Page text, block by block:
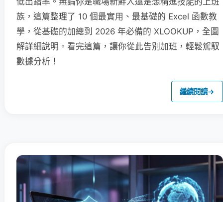
族，這篇整理了 10 個最實用、最基礎的 Excel 函數教
學，從基礎的加總到 2026 年必備的 XLOOKUP，全圖
解詳細說明。看完這篇，讓你從此告別加班，輕鬆駕馭
數據分析！
繼續閱讀→